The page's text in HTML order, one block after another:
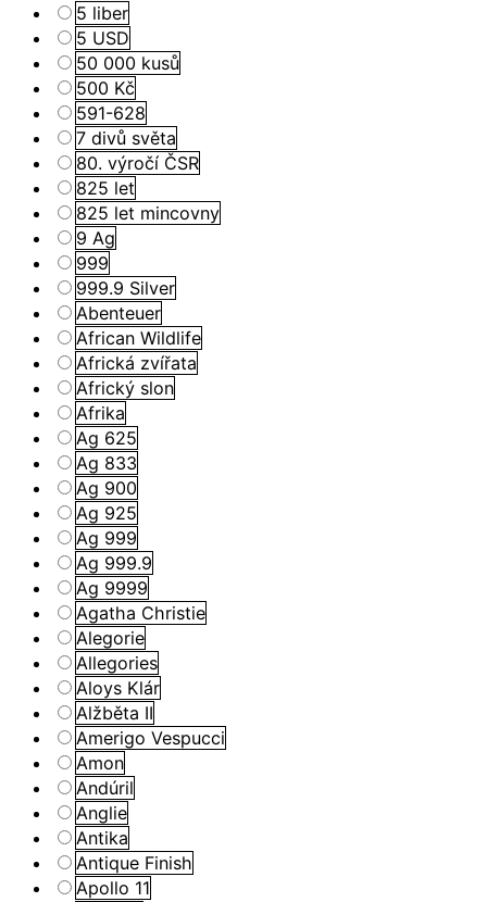
5 liber
5 USD
50 000 kusů
500 Kč
591-628
7 divů světa
80. výročí ČSR
825 let
825 let mincovny
9 Ag
999
999.9 Silver
Abenteuer
African Wildlife
Africká zvířata
Africký slon
Afrika
Ag 625
Ag 833
Ag 900
Ag 925
Ag 999
Ag 999.9
Ag 9999
Agatha Christie
Alegorie
Allegories
Aloys Klár
Alžběta II
Amerigo Vespucci
Amon
Andúril
Anglie
Antika
Antique Finish
Apollo 11